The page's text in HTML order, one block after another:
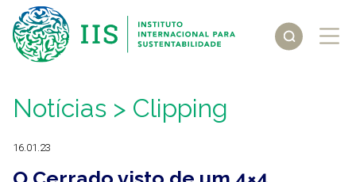
Notícias > Clipping
16.01.23